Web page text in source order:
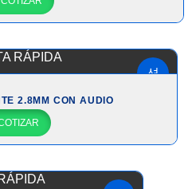
RÁPIDA
2.8MM CON AUDIO